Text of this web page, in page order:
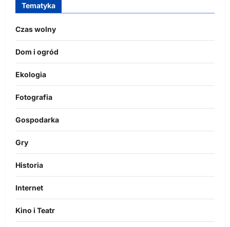
Tematyka
Czas wolny
Dom i ogród
Ekologia
Fotografia
Gospodarka
Gry
Historia
Internet
Kino i Teatr